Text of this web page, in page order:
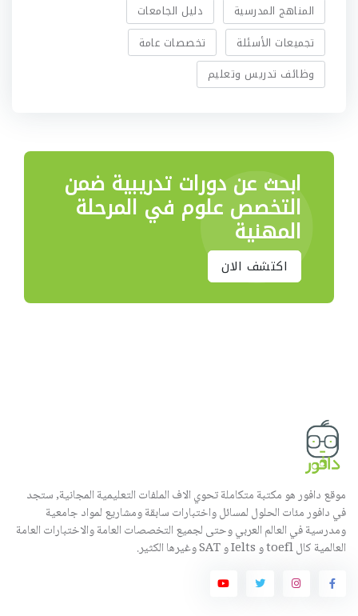
المناهج المدرسية
دليل الجامعات
تجميعات الأسئلة
تخصصات عامة
وظائف تدريس وتعليم
ابحث عن دورات تدريبية ضمن
التخصص علوم في المرحلة
المهنية
اكتشف الان
موقع دافور هو مكتبة متكاملة تحوي الاف الملفات التعليمية المجانية, ستجد
في دافور مئات الحلول لمسائل واختبارات سابقة ومشاريع لمواد جامعية
ومدرسية في العالم العربي وحتى لجميع التخصصات العامة والاختبارات العامة
العالمية كال toefl و Ielts و SAT وغيرها الكثير.